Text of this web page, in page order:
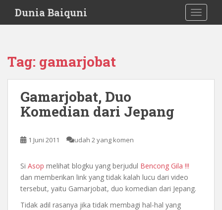
i
Dunia Baiquni
Tag: gamarjobat
Gamarjobat, Duo
Komedian dari Jepang
1 Juni 2011 udah 2 yang komen
Si Asop melihat blogku yang berjudul Bencong Gila !!!
dan memberikan link yang tidak kalah lucu dari video
tersebut, yaitu Gamarjobat, duo komedian dari Jepang.
Tidak adil rasanya jika tidak membagi hal-hal yang